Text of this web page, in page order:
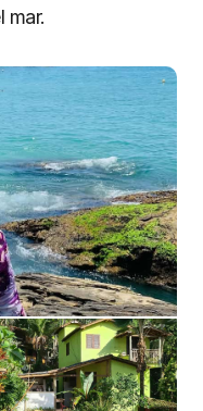
mar.